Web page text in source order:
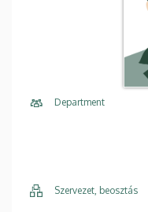
Department
Szervezet, beosztás